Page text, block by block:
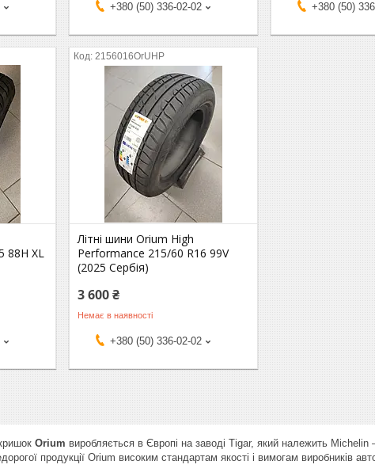
+380 (50) 336-02-02 +380 (50)
88H XL
2156016OrUHP
Літні шини Orium High
Performance 215/60 R16 99V
(2025 Сербія)
3 600 ₴
Немає в наявності
+380 (50) 336-02-02
Orium виробляється в Європі на заводі Tigar, який належить
продукції Orium високим стандартам якості і вимогам виробників